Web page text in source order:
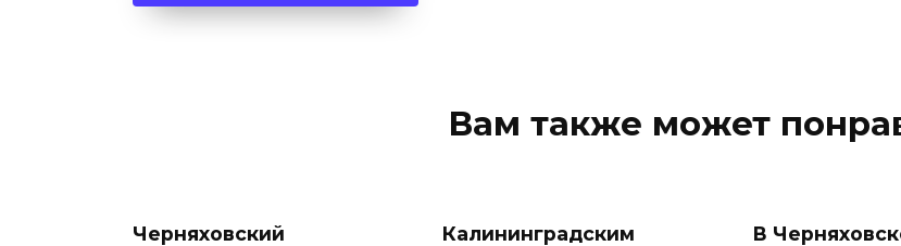
Вам также может
Черняховский
Калининградским
В